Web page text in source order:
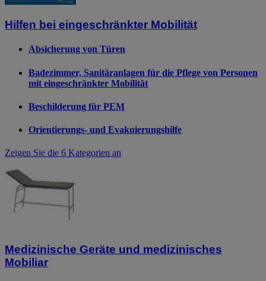
Hilfen bei eingeschränkter Mobilität
Absicherung von Türen
Badezimmer, Sanitäranlagen für die Pflege von Personen
mit eingeschränkter Mobilität
Beschilderung für PEM
Orientierungs- und Evakuierungshilfe
Zeigen Sie die 6 Kategorien an
Medizinische Geräte und medizinisches
Mobiliar